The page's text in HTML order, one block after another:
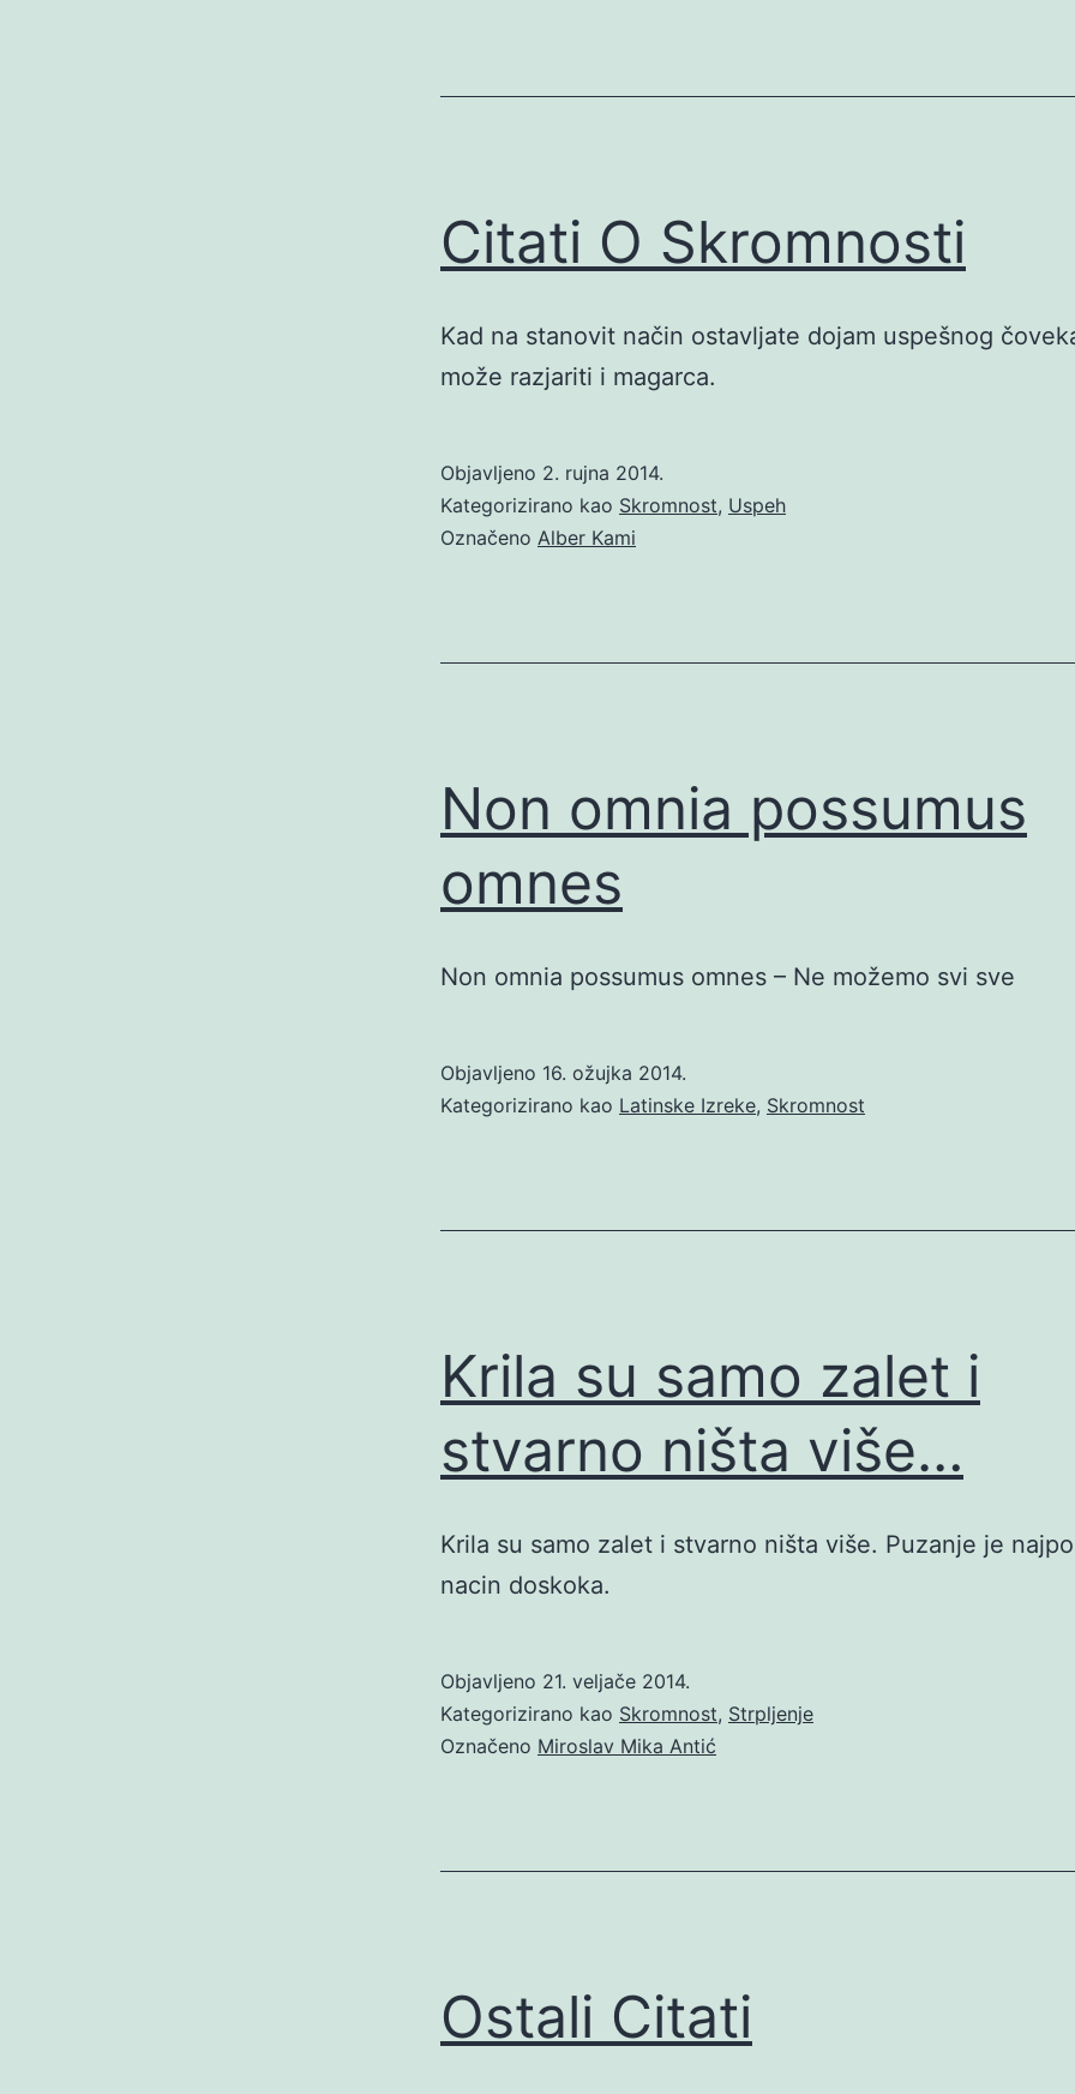
Citati O Skromnosti
Kad na stanovit način ostavljate dojam uspešnog
može razjariti i magarca.
Objavljeno 2. rujna 2014.
Kategorizirano kao Skromnost, Uspeh
Označeno Alber Kami
Non omnia possumus
omnes
Non omnia possumus omnes – Ne možemo svi sve
Objavljeno 16. ožujka 2014.
Kategorizirano kao Latinske Izreke, Skromnost
Krila su samo zalet i
stvarno ništa više…
Krila su samo zalet i stvarno ništa više. Puzanje je
nacin doskoka.
Objavljeno 21. veljače 2014.
Kategorizirano kao Skromnost, Strpljenje
Označeno Miroslav Mika Antić
Ostali Citati